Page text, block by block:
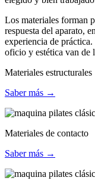
Los materiales forman
respuesta del aparato,
experiencia de
oficio y estética van de
Materiales estructurales
Saber más →
Materiales de contacto
Saber más →